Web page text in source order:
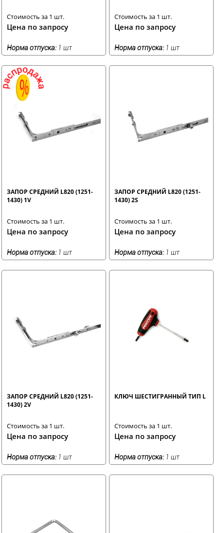
Стоимость за 1 шт.
Цена по запросу
Норма отпуска: 1 шт
Стоимость за 1 шт.
Цена по запросу
Норма отпуска: 1 шт
ЗАПОР СРЕДНИЙ L820 (1251-
1430) 1V
Стоимость за 1 шт.
Цена по запросу
Норма отпуска: 1 шт
ЗАПОР СРЕДНИЙ L820 (1251-
1430) 2S
Стоимость за 1 шт.
Цена по запросу
Норма отпуска: 1 шт
ЗАПОР СРЕДНИЙ L820 (1251-
1430) 2V
Стоимость за 1 шт.
Цена по запросу
Норма отпуска: 1 шт
КЛЮЧ ШЕСТИГРАННЫЙ ТИП L
Стоимость за 1 шт.
Цена по запросу
Норма отпуска: 1 шт